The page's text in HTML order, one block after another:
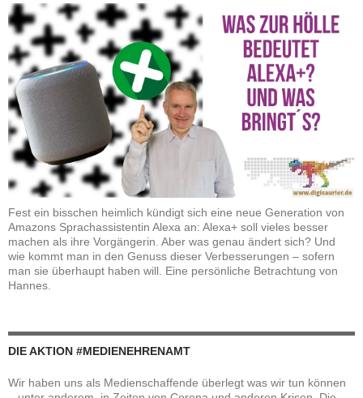
Fest ein bisschen heimlich kündigt sich eine neue Generation von
Amazons Sprachassistentin Alexa an: Alexa+ soll vieles besser
machen als ihre Vorgängerin. Aber was genau ändert sich? Und
wie kommt man in den Genuss dieser Verbesserungen – sofern
man sie überhaupt haben will. Eine persönliche Betrachtung von
Hannes.
DIE AKTION #MEDIENEHRENAMT
Wir haben uns als Medienschaffende überlegt was wir tun können